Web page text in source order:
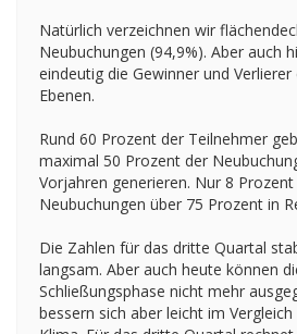
Natürlich verzeichnen wir
Neubuchungen (94,9%). Aber auch
eindeutig die Gewinner und
Ebenen.
Rund 60 Prozent der Teilnehmer
maximal 50 Prozent der
Vorjahren generieren. Nur 8
Neubuchungen über 75 Prozent in
Die Zahlen für das dritte Quartal
langsam. Aber auch heute können
Schließungsphase nicht mehr
bessern sich aber leicht im